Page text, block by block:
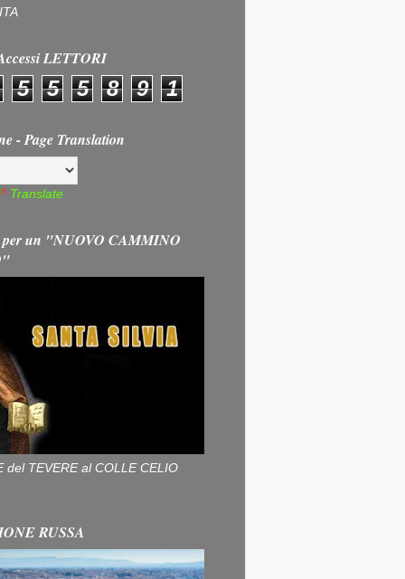
LETTORI
5 5 5 8 9 1
- Page Translation
Translate
per un "NUOVO CAMMINO
del TEVERE al COLLE CELIO
RUSSA